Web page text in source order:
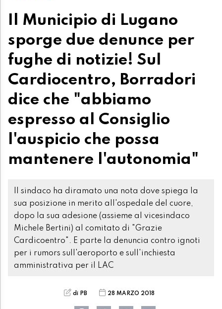
Il Municipio di Lugano
sporge due denunce per
fughe di notizie! Sul
Cardiocentro, Borradori
dice che "abbiamo
espresso al Consiglio
l'auspicio che possa
mantenere l'autonomia"
Il sindaco ha diramato una nota dove spiega la
sua posizione in merito all'ospedale del cuore,
dopo la sua adesione (assieme al vicesindaco
Michele Bertini) al comitato di "Grazie
Cardicoentro". E parte la denuncia contro ignoti
per i rumors sull'aeroporto e sull'inchiesta
amministrativa per il LAC
di PB 28 MARZO 2018